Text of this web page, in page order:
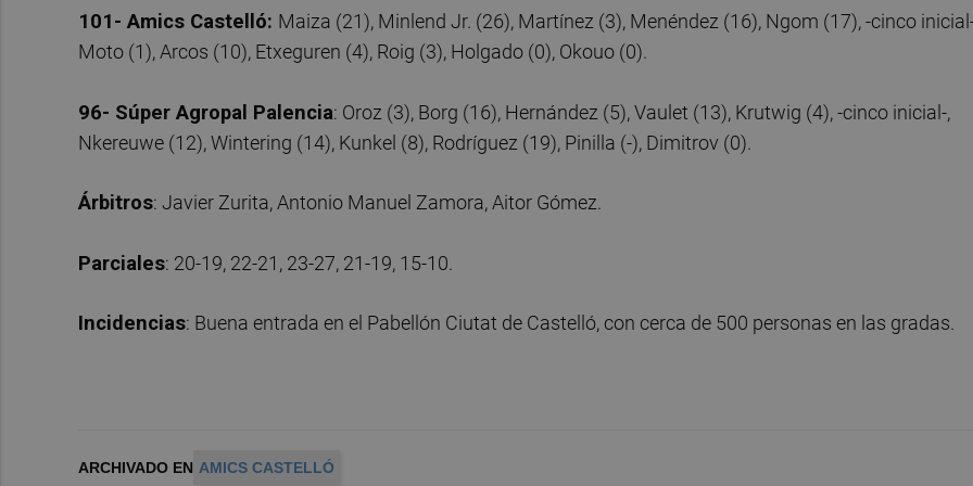
101- Amics Castelló: Maiza (21), Minlend Jr. (26), Martínez (3), Menéndez (16), Ngom (17), -cinco
Moto (1), Arcos (10), Etxeguren (4), Roig (3), Holgado (0), Okouo (0).
96- Súper Agropal Palencia: Oroz (3), Borg (16), Hernández (5), Vaulet (13), Krutwig (4), -cinco inicial-,
Nkereuwe (12), Wintering (14), Kunkel (8), Rodríguez (19), Pinilla (-), Dimitrov (0).
Árbitros: Javier Zurita, Antonio Manuel Zamora, Aitor Gómez.
Parciales: 20-19, 22-21, 23-27, 21-19, 15-10.
Incidencias: Buena entrada en el Pabellón Ciutat de Castelló, con cerca de 500 personas en las gradas.
ARCHIVADO EN AMICS CASTELLÓ